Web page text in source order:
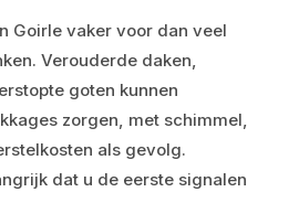
Goirle vaker voor dan veel
Verouderde daken,
goten kunnen
zorgen, met schimmel,
als gevolg.
dat u de eerste signalen